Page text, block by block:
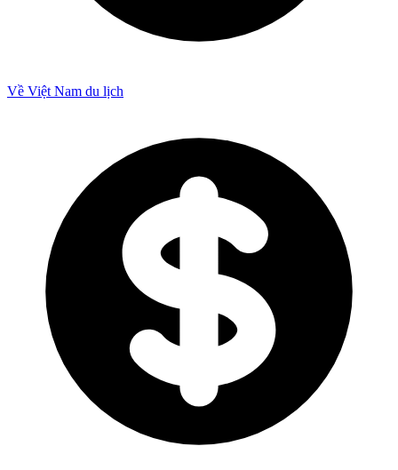
Về Việt Nam du lịch